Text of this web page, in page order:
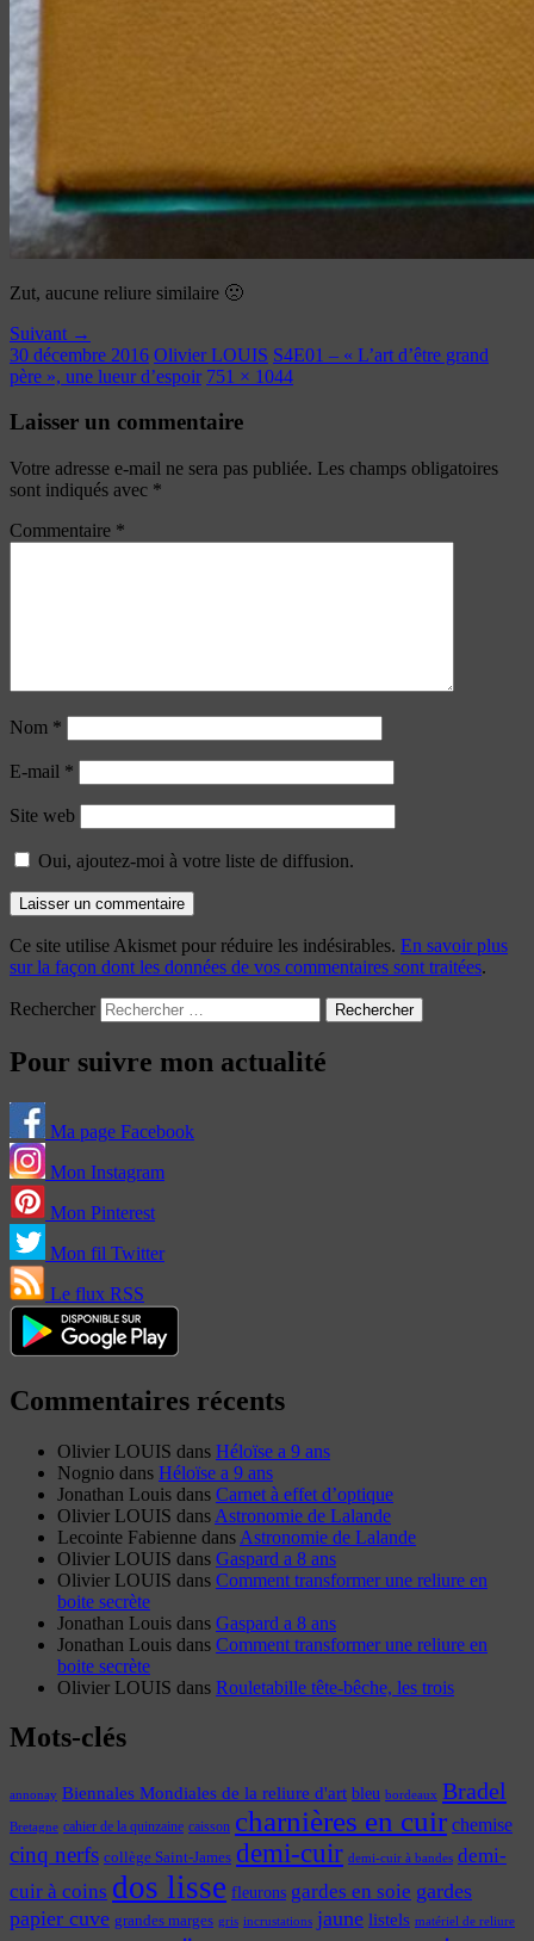
Zut, aucune reliure similaire 🙁
Suivant →
30 décembre 2016 Olivier LOUIS S4E01 – « L’art d’être grand
père », une lueur d’espoir 751 × 1044
Laisser un commentaire
Votre adresse e-mail ne sera pas publiée. Les champs obligatoires
sont indiqués avec *
Commentaire *
Nom *
E-mail *
Site web
Oui, ajoutez-moi à votre liste de diffusion.
Ce site utilise Akismet pour réduire les indésirables. En savoir plus
sur la façon dont les données de vos commentaires sont traitées.
Rechercher
Pour suivre mon actualité
Ma page Facebook
Mon Instagram
Mon Pinterest
Mon fil Twitter
Le flux RSS
Commentaires récents
Olivier LOUIS dans Héloïse a 9 ans
Nognio dans Héloïse a 9 ans
Jonathan Louis dans Carnet à effet d’optique
Olivier LOUIS dans Astronomie de Lalande
Lecointe Fabienne dans Astronomie de Lalande
Olivier LOUIS dans Gaspard a 8 ans
Olivier LOUIS dans Comment transformer une reliure en
boite secrète
Jonathan Louis dans Gaspard a 8 ans
Jonathan Louis dans Comment transformer une reliure en
boite secrète
Olivier LOUIS dans Rouletabille tête-bêche, les trois
Mots-clés
annonay Biennales Mondiales de la reliure d'art bleu bordeaux Bradel
Bretagne cahier de la quinzaine caisson charnières en cuir chemise
cinq nerfs collège Saint-James demi-cuir demi-cuir à bandes demi-
cuir à coins dos lisse fleurons gardes en soie gardes
papier cuve grandes marges gris incrustations jaune listels matériel de reliure